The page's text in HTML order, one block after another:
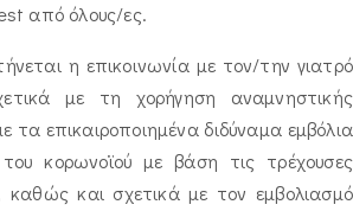
από όλους/ες.
η επικοινωνία με τον/την γιατρό
με τη χορήγηση αναμνηστικής
τα επικαιροποιημένα διδύναμα εμβόλια
του κορωνοϊού με βάση τις τρέχουσες
καθώς και σχετικά με τον εμβολιασμό